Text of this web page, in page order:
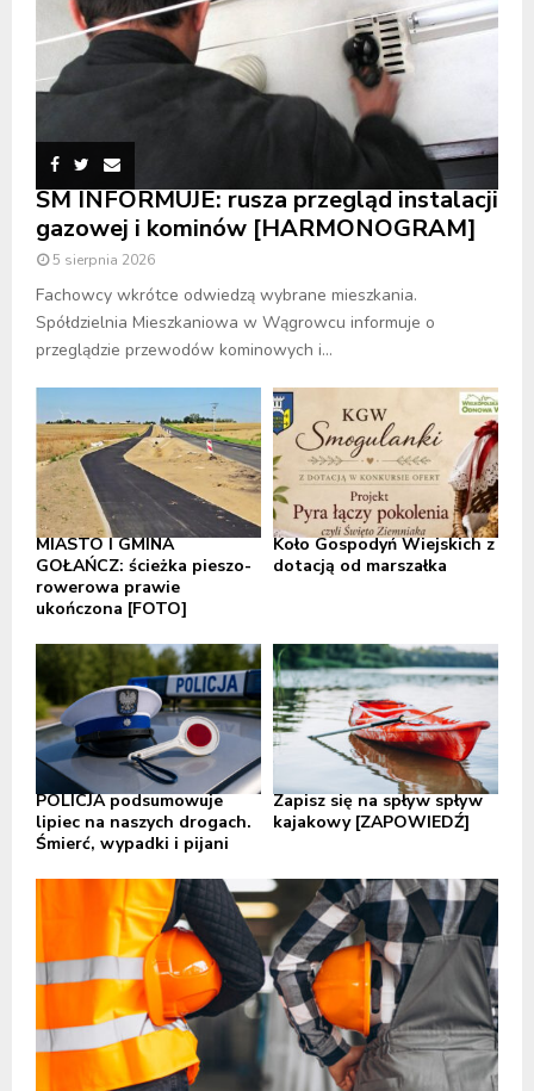
SM INFORMUJE: rusza przegląd instalacji
gazowej i kominów [HARMONOGRAM]
5 sierpnia 2026
Fachowcy wkrótce odwiedzą wybrane mieszkania.
Spółdzielnia Mieszkaniowa w Wągrowcu informuje o
przeglądzie przewodów kominowych i...
MIASTO I GMINA
GOŁAŃCZ: ścieżka pieszo-
rowerowa prawie
ukończona [FOTO]
Koło Gospodyń Wiejskich z
dotacją od marszałka
POLICJA podsumowuje
lipiec na naszych drogach.
Śmierć, wypadki i pijani
Zapisz się na spływ spływ
kajakowy [ZAPOWIEDŹ]